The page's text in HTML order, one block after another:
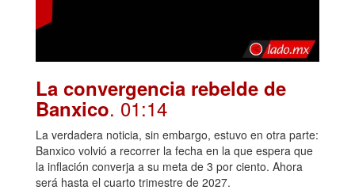
La convergencia rebelde de
Banxico. 01:14
La verdadera noticia, sin embargo, estuvo en otra parte:
Banxico volvió a recorrer la fecha en la que espera que
la inflación converja a su meta de 3 por ciento. Ahora
será hasta el cuarto trimestre de 2027.